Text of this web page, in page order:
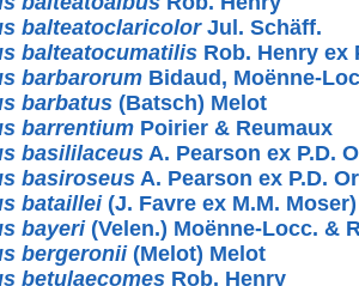
balteatoclaricolorJul. Schäff.
balteatocumatilis Rob. Henry ex
barbarorum Bidaud, Moënne-
barbatus (Batsch) Melot
barrentium Poirier & Reumaux
basililaceus A. Pearson ex P.D.
basiroseus A. Pearson ex P.D.
bataillei(J. Favre ex M.M.
bayeri(Velen.) Moënne-Locc. &
bergeronii(Melot) Melot
betulaecomes Rob. Henry